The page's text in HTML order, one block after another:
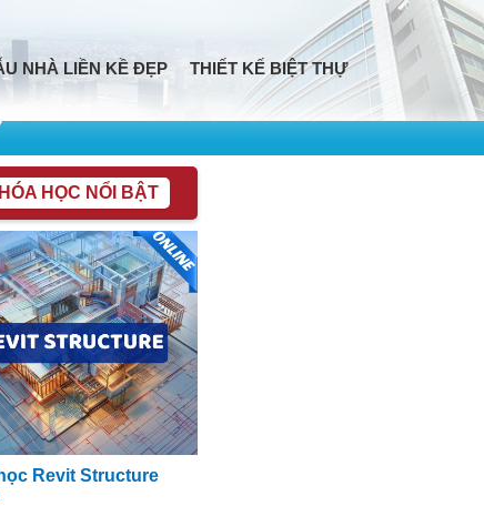
NHÀ LIỀN KỀ ĐẸP
THIẾT KẾ BIỆT THỰ
HỌC NỔI BẬT
Revit Structure